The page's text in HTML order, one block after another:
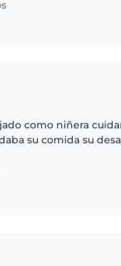
como niñera
su comida su